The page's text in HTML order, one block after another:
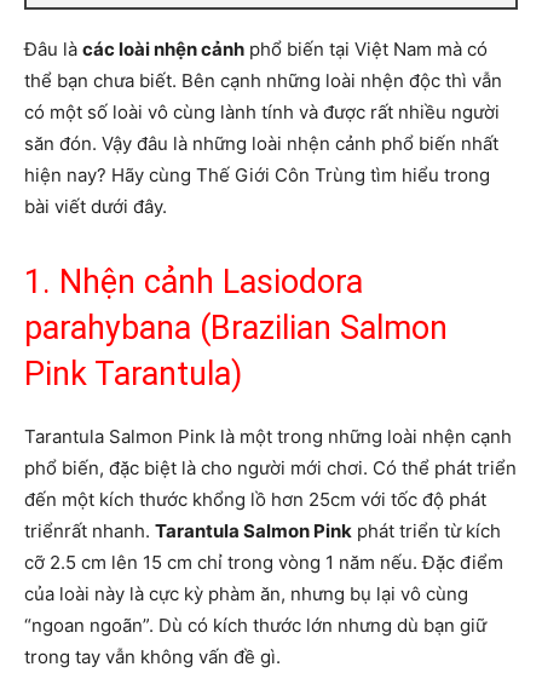
Đâu là các loài nhện cảnh phổ biến tại Việt Nam mà có
thể bạn chưa biết. Bên cạnh những loài nhện độc thì vẫn
có một số loài vô cùng lành tính và được rất nhiều người
săn đón. Vậy đâu là những loài nhện cảnh phổ biến nhất
hiện nay? Hãy cùng Thế Giới Côn Trùng tìm hiểu trong
bài viết dưới đây.
1. Nhện cảnh Lasiodora
parahybana (Brazilian Salmon
Pink Tarantula)
Tarantula Salmon Pink là một trong những loài nhện cạnh
phổ biến, đặc biệt là cho người mới chơi. Có thể phát triển
đến một kích thước khổng lồ hơn 25cm với tốc độ phát
triểnrất nhanh. Tarantula Salmon Pink phát triển từ kích
cỡ 2.5 cm lên 15 cm chỉ trong vòng 1 năm nếu. Đặc điểm
của loài này là cực kỳ phàm ăn, nhưng bụ lại vô cùng
“ngoan ngoãn”. Dù có kích thước lớn nhưng dù bạn giữ
trong tay vẫn không vấn đề gì.